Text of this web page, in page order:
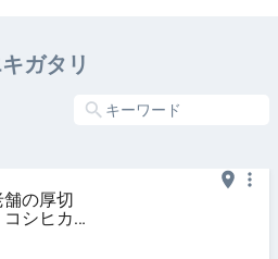
ガタリ
の厚切
シヒカ